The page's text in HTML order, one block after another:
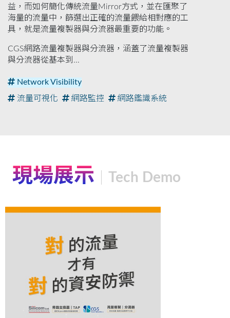
益，而如何簡化傳統流量Mirror方式，並在匯聚了
海量的流量中，篩選出正確的流量餵給相對應的工
具，就是流量複製器與分流器最重要的功能。
CGS網路流量複製器與分流器，涵蓋了流量複製器
與分流器從基本到...
Network Visibility
流量可視化
網路監控 網路鑑識系統
現場展示 Tech Demo